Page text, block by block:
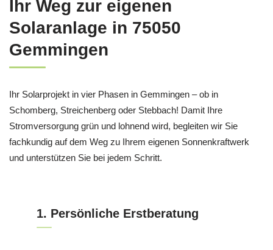
Ihr Weg zur eigenen
Solaranlage in 75050
Gemmingen
Ihr Solarprojekt in vier Phasen in Gemmingen – ob in
Schomberg, Streichenberg oder Stebbach! Damit Ihre
Stromversorgung grün und lohnend wird, begleiten wir Sie
fachkundig auf dem Weg zu Ihrem eigenen Sonnenkraftwerk
und unterstützen Sie bei jedem Schritt.
1. Persönliche Erstberatung